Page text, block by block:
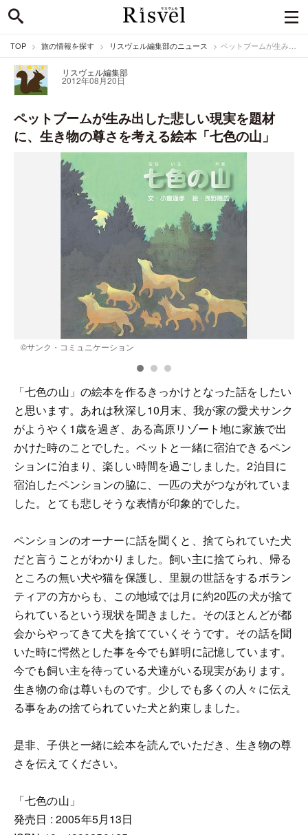
TOP 旅の情報を探す リスヴェル編集部のニュース ペットブームが生み出した悲しい現実を題材に、生き物の尊さを考える絵本「七色の山」
リスヴェル編集部
2012年08月20日
ペットブームが生み出した悲しい現実を題材
に、生き物の尊さを考える絵本「七色の山」
©サンク・コミュニケーション
「七色の山」の絵本を作るきっかけとなった話をしたい
と思います。あれは秋深し10月末、我が家の愛犬サンク
がようやく1歳を過ぎ、ある高原リゾート地に家族で出
かけた時のことでした。ペットと一緒に宿泊できるペン
ションに泊まり、楽しい時間を過ごしました。2泊目に
宿泊したペンションの脇に、一匹の犬がつながれていま
した。とても悲しそうな表情が印象的でした。
ペンションのオーナーに話を聞くと、捨てられていた犬
だと言うことがわかりました。飼い主に捨てられ、帰る
ところの無い犬や猫を保護し、里親の世話をするボラン
ティアの方からも、この地域では月に約20匹の犬が捨て
られているという現状を聞きました。そのほとんどが都
会からやってきて犬を捨てていくそうです。その話を聞
いた時に愕然とした事を今でも鮮明に記憶しています。
今でも飼い主を待っている犬達がいる現実があります。
生き物の命は尊いものです。少しでも多くの人々に伝え
る事をあの捨てられていた犬と約束しました。
是非、子供と一緒に絵本を読んでいただき、生き物の尊
さを伝えてください。
「七色の山」
発売日 : 2005年5月13日